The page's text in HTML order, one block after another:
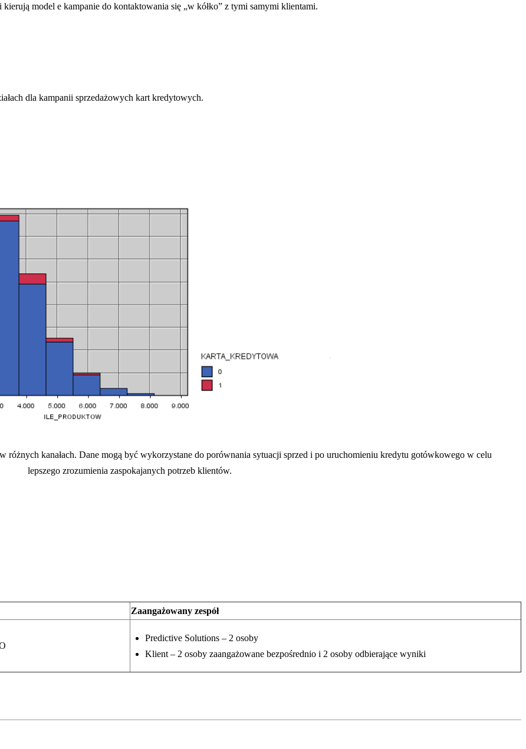
model e kampanie do kontaktowania się „w kółko” z tymi samymi klientami.
dla kampanii sprzedażowych kart kredytowych.
różnych kanałach. Dane mogą być wykorzystane do porównania sytuacji sprzed i po uruchomieniu kredytu gotówkowego w celu
lepszego zrozumienia zaspokajanych potrzeb klientów.
Zaangażowany zespół
Predictive Solutions – 2 osoby
Klient – 2 osoby zaangażowane bezpośrednio i 2 osoby odbierające wyniki